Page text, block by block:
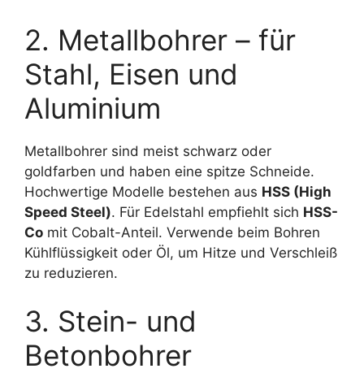
2. Metallbohrer – für
Stahl, Eisen und
Aluminium
Metallbohrer sind meist schwarz oder
goldfarben und haben eine spitze Schneide.
Hochwertige Modelle bestehen aus HSS (High
Speed Steel). Für Edelstahl empfiehlt sich HSS-
Co mit Cobalt-Anteil. Verwende beim Bohren
Kühlflüssigkeit oder Öl, um Hitze und Verschleiß
zu reduzieren.
3. Stein- und
Betonbohrer